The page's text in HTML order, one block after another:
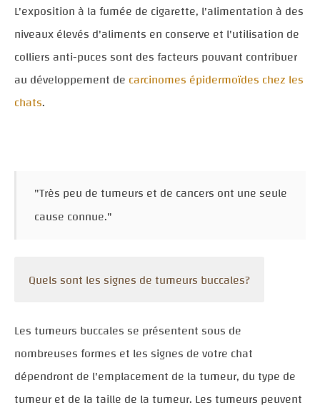
L'exposition à la fumée de cigarette, l'alimentation à des
niveaux élevés d'aliments en conserve et l'utilisation de
colliers anti-puces sont des facteurs pouvant contribuer
au développement de carcinomes épidermoïdes chez les
chats.
"Très peu de tumeurs et de cancers ont une seule
cause connue."
Quels sont les signes de tumeurs buccales?
Les tumeurs buccales se présentent sous de
nombreuses formes et les signes de votre chat
dépendront de l'emplacement de la tumeur, du type de
tumeur et de la taille de la tumeur. Les tumeurs peuvent